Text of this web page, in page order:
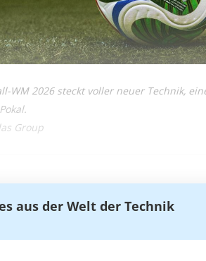
WM 2026 steckt voller neuer Technik,
Group
aus der Welt der Technik